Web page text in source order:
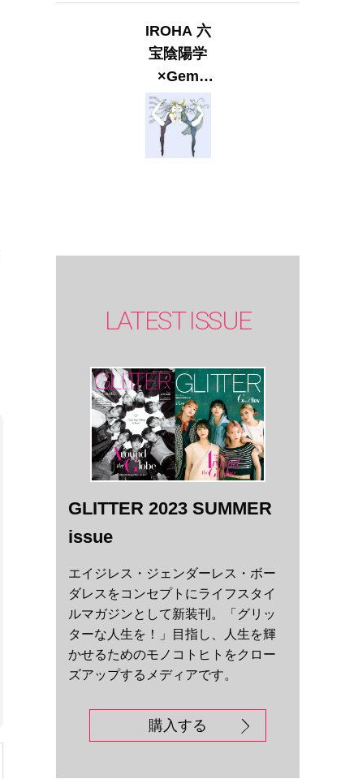
IROHA 六
宝陰陽学
×Gem
Muse
【GLITTER
2023
LATEST ISSUE
GLITTER 2023 SUMMER
issue
エイジレス・ジェンダーレス・ボー
ダレスをコンセプトにライフスタイ
ルマガジンとして新装刊。「グリッ
ターな人生を！」目指し、人生を輝
かせるためのモノコトヒトをクロー
ズアップするメディアです。
購入する